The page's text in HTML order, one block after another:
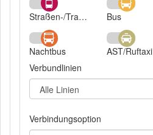
Straßen-/Trambahn Bus
Nachtbus AST/Ruftaxi
Verbundlinien
Verbindungsoption